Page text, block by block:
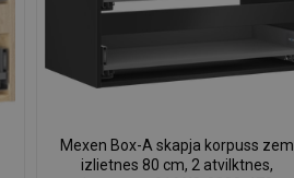
Mexen Box-A skapja korpuss zem
izlietnes 80 cm, 2 atvilktnes,